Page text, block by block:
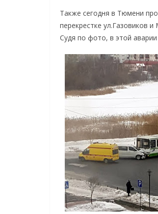
Также сегодня в Тюмени
перекрестке ул.Газовиков
Судя по фото, в этой